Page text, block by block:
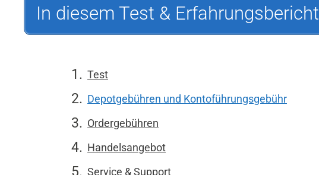
In diesem Test &
Test
Depotgebühren und Kontoführungsgebühr
Ordergebühren
Handelsangebot
Service & Support